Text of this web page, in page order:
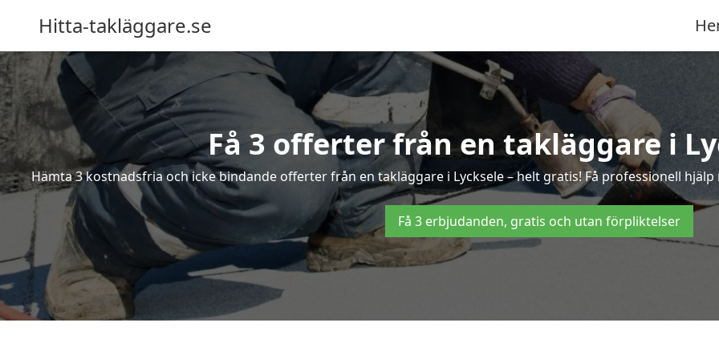
Hitta-takläggare.se
Få 3 offerter från en takläggare i
Hämta 3 kostnadsfria och icke bindande offerter från en takläggare i Lycksele – helt gratis! Få professionell
Få 3 erbjudanden, gratis och utan förpliktelser